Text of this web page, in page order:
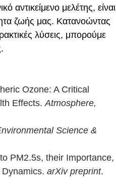
αντικείμενο μελέτης, είναι
ζωής μας. Κατανοώντας
λύσεις, μπορούμε
Ozone: A Critical
Effects. Atmosphere,
Science &
PM2.5s, their Importance,
arXiv preprint.